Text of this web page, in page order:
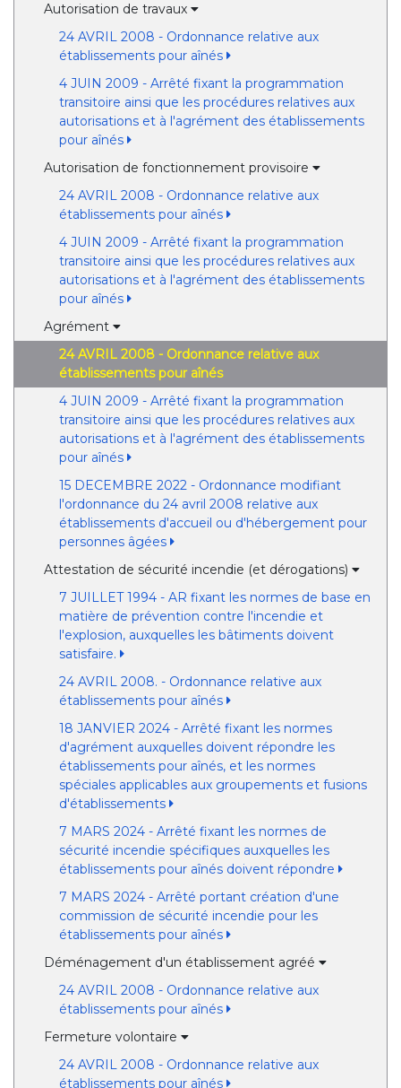
Autorisation de travaux
24 AVRIL 2008 - Ordonnance relative aux
établissements pour aînés
4 JUIN 2009 - Arrêté fixant la programmation
transitoire ainsi que les procédures relatives aux
autorisations et à l'agrément des établissements
pour aînés
Autorisation de fonctionnement provisoire
24 AVRIL 2008 - Ordonnance relative aux
établissements pour aînés
4 JUIN 2009 - Arrêté fixant la programmation
transitoire ainsi que les procédures relatives aux
autorisations et à l'agrément des établissements
pour aînés
Agrément
24 AVRIL 2008 - Ordonnance relative aux
établissements pour aînés
4 JUIN 2009 - Arrêté fixant la programmation
transitoire ainsi que les procédures relatives aux
autorisations et à l'agrément des établissements
pour aînés
15 DECEMBRE 2022 - Ordonnance modifiant
l'ordonnance du 24 avril 2008 relative aux
établissements d'accueil ou d'hébergement pour
personnes âgées
Attestation de sécurité incendie (et dérogations)
7 JUILLET 1994 - AR fixant les normes de base en
matière de prévention contre l'incendie et
l'explosion, auxquelles les bâtiments doivent
satisfaire.
24 AVRIL 2008. - Ordonnance relative aux
établissements pour aînés
18 JANVIER 2024 - Arrêté fixant les normes
d'agrément auxquelles doivent répondre les
établissements pour aînés, et les normes
spéciales applicables aux groupements et fusions
d'établissements
7 MARS 2024 - Arrêté fixant les normes de
sécurité incendie spécifiques auxquelles les
établissements pour aînés doivent répondre
7 MARS 2024 - Arrêté portant création d'une
commission de sécurité incendie pour les
établissements pour aînés
Déménagement d'un établissement agréé
24 AVRIL 2008 - Ordonnance relative aux
établissements pour aînés
Fermeture volontaire
24 AVRIL 2008 - Ordonnance relative aux
établissements pour aînés